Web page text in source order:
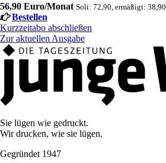
56,90 Euro/Monat Soli: 72,90, ermäßigt: 38,90
Bestellen
Kurzzeitabo abschließen
Zur aktuellen Ausgabe
Sie lügen wie gedruckt.
Wir drucken, wie sie lügen.
Gegründet 1947